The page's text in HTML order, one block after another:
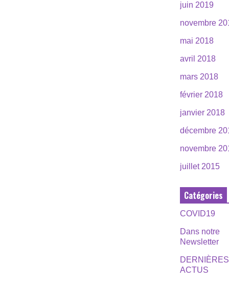
juin 2019
novembre
mai 2018
avril 2018
mars 2018
février 2018
janvier 2018
décembre
novembre
juillet 2015
Catégories
COVID19
Dans notre
Newsletter
DERNIÈRES
ACTUS